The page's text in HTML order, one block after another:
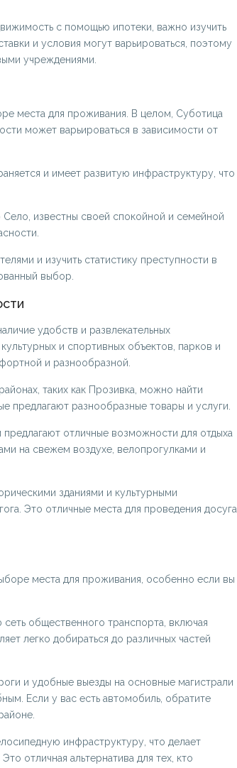
с помощью ипотеки, важно изучить
и условия могут варьироваться, поэтому
учреждениями.
места для проживания. В целом, Суботица
может варьироваться в зависимости от
и имеет развитую инфраструктуру, что
известны своей спокойной и семейной
и изучить статистику преступности в
выбор.
удобств и развлекательных
и спортивных объектов, парков и
и разнообразной.
таких как Прозивка, можно найти
предлагают разнообразные товары и услуги.
отличные возможности для отдыха
на свежем воздухе, велопрогулками и
зданиями и культурными
Это отличные места для проведения досуга
места для проживания, особенно если вы
общественного транспорта, включая
легко добираться до различных частей
и удобные выезды на основные магистрали
Если у вас есть автомобиль, обратите
инфраструктуру, что делает
отличная альтернатива для тех, кто